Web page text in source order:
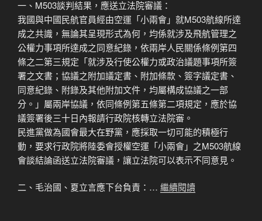
一、M503談判結果，應送立法院審議：
我國與中國民航官員經由空運「小兩會」就M503航線所達
成之共識，無論其呈現形式為何，均係就涉及飛航管理之
公權力事項所達成之同意紀錄，依兩岸人民關係條例第四
條之二第三規定「就涉及行使公權力或政治議題事項所簽
署之文書；協議之附加議定書、附加條款、簽字議定書、
同意紀錄、附錄及其他附加文件，均屬構成協議之一部
分。」屬兩岸協議，依同條例第五條第二項規定，應於協
議簽署後三十日內報請行政院核轉立法院審。
民進黨做為國會最大在野黨，應採取一切可能的積極行
動，要求行政院將陸委會授權空運「小兩會」之M503航線
會談結論函送立法院審議，讓立法院可以表示不同意見。
二、毛治國、夏立言應下台負責：… 繼續閱讀